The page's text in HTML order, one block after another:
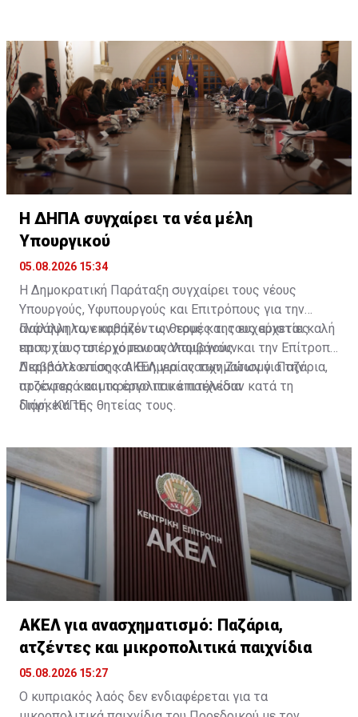
Η ΔΗΠΑ συγχαίρει τα νέα μέλη
Υπουργικού
05.08.2026 15:34
Η Δημοκρατική Παράταξη συγχαίρει τους νέους
Υπουργούς, Υφυπουργούς και Επιτρόπους για την
ανάληψη των καθηκόντων τους και τους εύχεται καλή
επιτυχία στο έργο που αναλαμβάνουν.
Παράλληλα, εκφράζει τις θερμές της ευχαριστίες
προς τους απερχόμενους Υπουργούς και την Επίτροπο
Περιβάλλοντος και Ευημερίας των Ζώων για την
προσφορά και το έργο που επιτέλεσαν κατά τη
διάρκεια της θητείας τους.
Διαβάστε επίσης:ΑΚΕΛ για ανασχηματισμό: Παζάρια,
ατζέντες και μικροπολιτικά παιχνίδια
Πηγή: ΚΥΠΕ
ΑΚΕΛ για ανασχηματισμό: Παζάρια,
ατζέντες και μικροπολιτικά παιχνίδια
05.08.2026 15:27
Ο κυπριακός λαός δεν ενδιαφέρεται για τα